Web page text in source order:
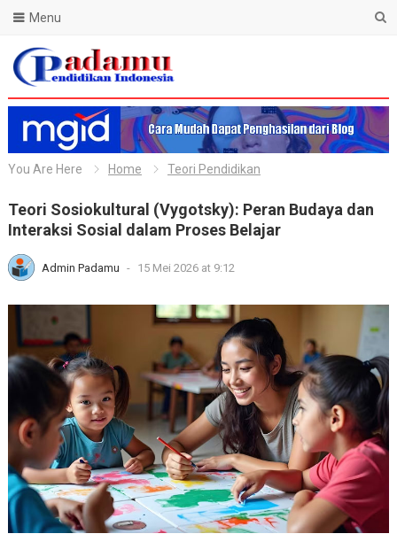
Blog Padamu
Menu
You Are Here Home Teori Pendidikan
Teori Sosiokultural (Vygotsky): Peran Budaya dan
Interaksi Sosial dalam Proses Belajar
Admin Padamu - 15 Mei 2026 at 9:12